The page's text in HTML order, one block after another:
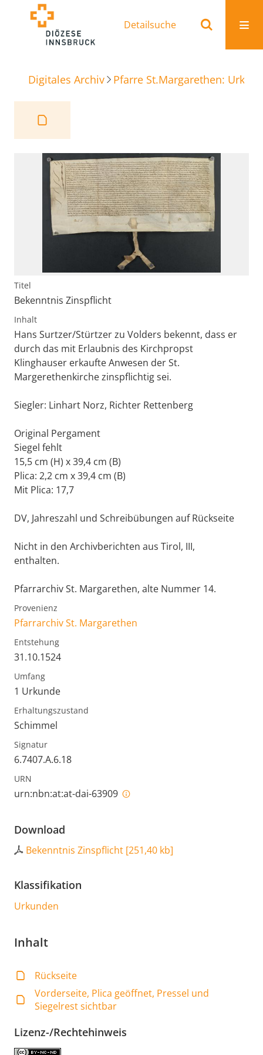
Detailsuche
Digitales Archiv Pfarre St.Margarethen:
Titel
Bekenntnis Zinspflicht
Inhalt
Hans Surtzer/Stürtzer zu Volders bekennt, dass er
durch das mit Erlaubnis des Kirchpropst
Klinghauser erkaufte Anwesen der St.
Margerethenkirche zinspflichtig sei.
Siegler: Linhart Norz, Richter Rettenberg
Original Pergament
Siegel fehlt
15,5 cm (H) x 39,4 cm (B)
Plica: 2,2 cm x 39,4 cm (B)
Mit Plica: 17,7
DV, Jahreszahl und Schreibübungen auf Rückseite
Nicht in den Archivberichten aus Tirol, III,
enthalten.
Pfarrarchiv St. Margarethen, alte Nummer 14.
Provenienz
Pfarrarchiv St. Margarethen
Entstehung
31.10.1524
Umfang
1 Urkunde
Erhaltungszustand
Schimmel
Signatur
6.7407.A.6.18
URN
urn:nbn:at:at-dai-63909
Download
Bekenntnis Zinspflicht [251,40 kb]
Klassifikation
Urkunden
Inhalt
Rückseite
Vorderseite, Plica geöffnet, Pressel und
Siegelrest sichtbar
Lizenz-/Rechtehinweis